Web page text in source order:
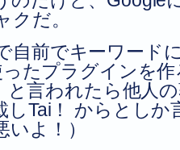
クだ。
自前でキーワード
たプラグインを
と言われたら他人
しTai！ からとし
よ！）